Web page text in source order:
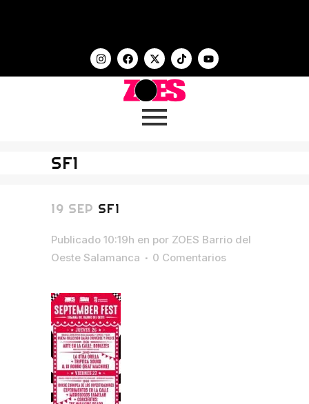
SF1
19 SEP SF1
Publicado 10:19h en por ZOES Barrio del
Oeste Salamanca
0 Comentarios